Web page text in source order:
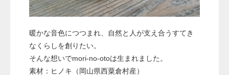
暖かな音色につつまれ、自然と人が支え合うすてき
なくらしを創りたい。
そんな想いでmori-no-otoは生まれました。
素材：ヒノキ（岡山県西粟倉村産）